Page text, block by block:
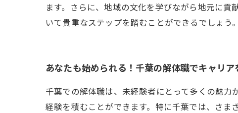
ます。さらに、地域の文化を学びながら地元に
いて貴重なステップを踏むことができるでしょう
あなたも始められる！千葉の解体職でキャリア
千葉での解体職は、未経験者にとって多くの魅
経験を積むことができます。特に千葉では、さま